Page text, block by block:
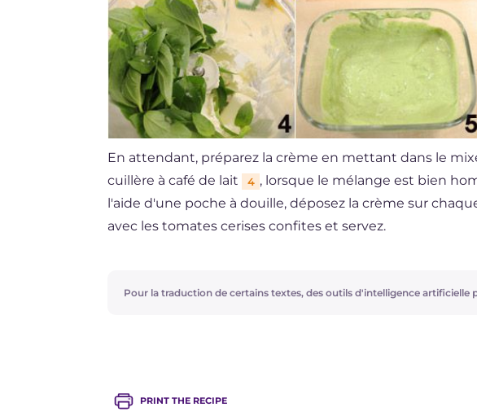
En attendant, préparez la crème en mettant dans le
cuillère à café de lait
4 , lorsque le mélange est bien
l'aide d'une poche à douille, déposez la crème sur
avec les tomates cerises confites et servez.
Pour la traduction de certains textes, des outils d'intelligence artificielle
PRINT THE RECIPE